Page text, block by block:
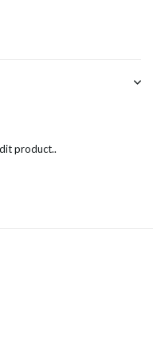
product..